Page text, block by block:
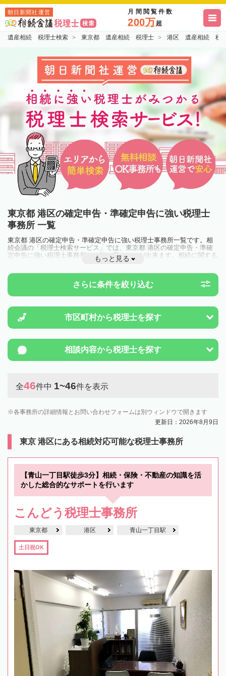
朝日新聞社運営 月間閲覧件数
200万超
遺産相続 税理士検索 東京都 遺産相続 税理士 港区 遺産相続 税
東京都 港区の確定申告・準確定申告に強い税理士
事務所 一覧
東京都 港区の確定申告・準確定申告に強い税理士事務所一覧です。相
続会議の「税理士検索サービス」では、東京都 港区の確定申告・準確
定申告に強い税理士事務所を一覧で見ることが出来ます。相続に関する
税金や特例制度のことは一度近隣の税理士に相談してみましょう。
もっと見る
さらに条件を絞り込む
市区町村から税理士を探す
相談内容から税理士を探す
全46件中 1~46件を表示
各事務所の詳細情報とお問い合わせフォームは別ウィンドウで開きます
更新日：2026年8月9日
東京 港区にある相続対応可能な税理士事務所
【青山一丁目駅徒歩3分】相続・保険・不動産の知識を活
かした総合的なサポートを行います
こんどう税理士事務所
東京都 港区 青山一丁目駅
土日祝OK